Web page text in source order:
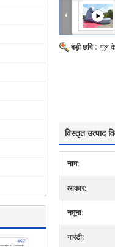
बड़ी छवि : पूल के
विस्तृत उत्पाद
नाम:
आकार:
नमूना:
गारंटी: